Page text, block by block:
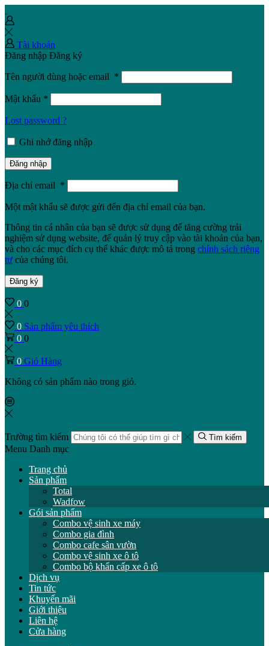
Tài khoản
Đăng nhập Đăng ký
Tên người dùng hoặc email *
Mật khẩu *
Lost password ?
Ghi nhớ đăng nhập
Đăng nhập
Địa chỉ email *
Một mật khẩu sẽ được gửi đến địa chỉ email của bạn.
Thông tin cá nhân của bạn sẽ được sử dụng để tăng cường trải
nghiệm sử dụng website, để quản lý truy cập vào tài khoản của bạn,
và cho các mục đích cụ thể khác được mô tả trong chính sách riêng
tư của chúng tôi.
Đăng ký
0 0
0 Sản phẩm yêu thích
0 0
0 Giỏ Hàng
Không có sản phẩm nào trong giỏ.
Trường tìm kiếm Tìm kiếm
Menu Danh mục
Trang chủ
Sản phẩm
Total
Wadfow
Gói sản phẩm
Combo vệ sinh xe máy
Combo gia đình
Combo cafe sân vườn
Combo vệ sinh xe ô tô
Combo bộ khẩn cấp xe ô tô
Dịch vụ
Tin tức
Khuyến mãi
Giới thiệu
Liên hệ
Cửa hàng